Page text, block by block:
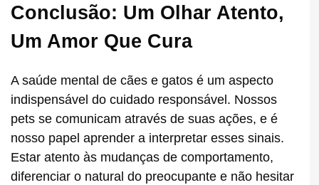
Conclusão: Um Olhar Atento,
Um Amor Que Cura
A saúde mental de cães e gatos é um aspecto
indispensável do cuidado responsável. Nossos
pets se comunicam através de suas ações, e é
nosso papel aprender a interpretar esses sinais.
Estar atento às mudanças de comportamento,
diferenciar o natural do preocupante e não hesitar